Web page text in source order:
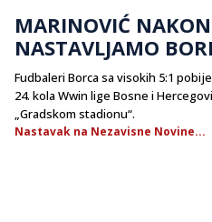
MARINOVIĆ
NASTAVLJAMO
Fudbaleri Borca sa visokih 5:1
24. kola Wwin lige Bosne i
„Gradskom stadionu“.
Nastavak na Nezavisne Novine...